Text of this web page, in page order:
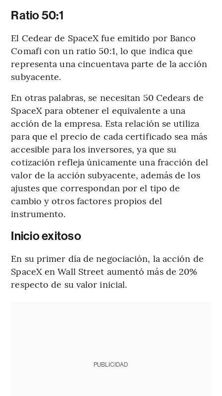
Ratio 50:1
El Cedear de SpaceX fue emitido por Banco
Comafi con un ratio 50:1, lo que indica que
representa una cincuentava parte de la acción
subyacente.
En otras palabras, se necesitan 50 Cedears de
SpaceX para obtener el equivalente a una
acción de la empresa. Esta relación se utiliza
para que el precio de cada certificado sea más
accesible para los inversores, ya que su
cotización refleja únicamente una fracción del
valor de la acción subyacente, además de los
ajustes que correspondan por el tipo de
cambio y otros factores propios del
instrumento.
Inicio exitoso
En su primer día de negociación, la acción de
SpaceX en Wall Street aumentó más de 20%
respecto de su valor inicial.
PUBLICIDAD